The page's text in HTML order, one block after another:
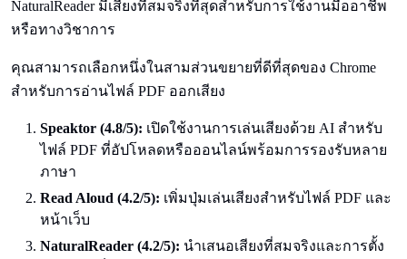
NaturalReader มีเสียงที่สมจริงที่สุดสำหรับการใช้งานมืออาชีพ
หรือทางวิชาการ
คุณสามารถเลือกหนึ่งในสามส่วนขยายที่ดีที่สุดของ Chrome
สำหรับการอ่านไฟล์ PDF ออกเสียง
Speaktor (4.8/5): เปิดใช้งานการเล่นเสียงด้วย AI สำหรับ
ไฟล์ PDF ที่อัปโหลดหรือออนไลน์พร้อมการรองรับหลาย
ภาษา
Read Aloud (4.2/5): เพิ่มปุ่มเล่นเสียงสำหรับไฟล์ PDF และ
หน้าเว็บ
NaturalReader (4.2/5): นำเสนอเสียงที่สมจริงและการตั้ง